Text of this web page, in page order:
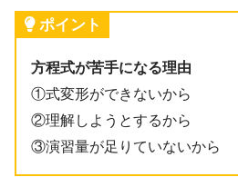
ポイント
方程式が苦手になる理由
①式変形ができないから
②理解しようとするから
③演習量が足りていないから